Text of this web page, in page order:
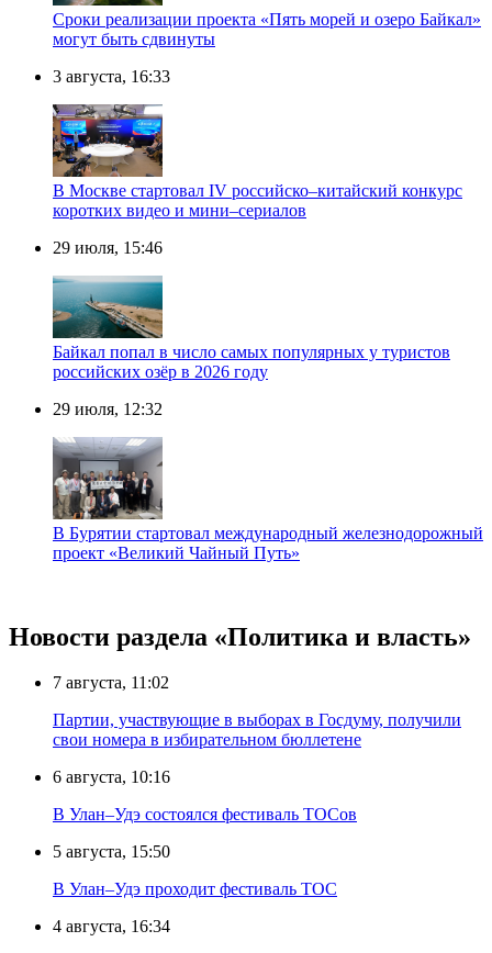
Сроки реализации проекта «Пять морей и озеро Байкал»
могут быть сдвинуты
3 августа, 16:33
В Москве стартовал IV российско–китайский конкурс
коротких видео и мини–сериалов
29 июля, 15:46
Байкал попал в число самых популярных у туристов
российских озёр в 2026 году
29 июля, 12:32
В Бурятии стартовал международный железнодорожный
проект «Великий Чайный Путь»
Новости раздела «Политика и власть»
7 августа, 11:02
Партии, участвующие в выборах в Госдуму, получили
свои номера в избирательном бюллетене
6 августа, 10:16
В Улан–Удэ состоялся фестиваль ТОСов
5 августа, 15:50
В Улан–Удэ проходит фестиваль ТОС
4 августа, 16:34